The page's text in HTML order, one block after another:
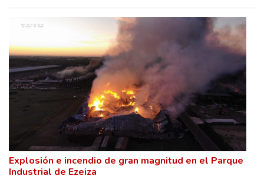
Explosión e incendio de gran magnitud en el Parque
Industrial de Ezeiza